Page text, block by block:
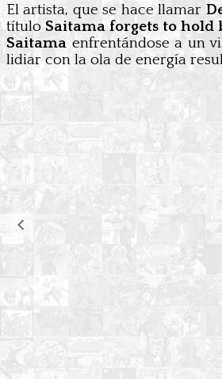
El artista, que se hace llamar
títuloSaitama forgets to hold
Saitama enfrentándose a un
lidiar con la ola de energía